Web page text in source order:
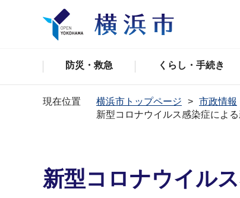
防災・救急 くらし・手続き
現在位置 横浜市トップページ 市政情報
新型コロナウイルス感染症によ
新型コロナウイル